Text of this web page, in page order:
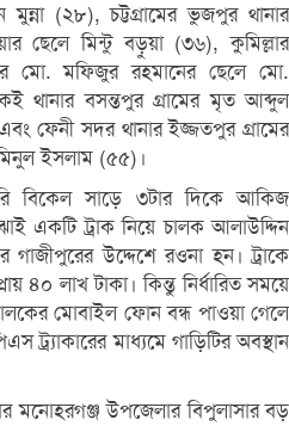
(২৮), চট্টগ্রামের ভুজপুর থানার
ছেলে মিন্টু বড়ুয়া (৩৬), কুমিল্লার
মো. মফিজুর রহমানের ছেলে মো.
থানার বসন্তপুর গ্রামের মৃত আব্দুল
ফেনী সদর থানার ইজ্জতপুর গ্রামের
ইসলাম (৫৫)।
বিকেল সাড়ে ৩টার দিকে আকিজ
একটি ট্রাক নিয়ে চালক আলাউদ্দিন
গাজীপুরের উদ্দেশে রওনা হন। ট্রাকে
৪০ লাখ টাকা। কিন্তু নির্ধারিত সময়ে
মোবাইল ফোন বন্ধ পাওয়া গেলে
ট্র্যাকারের মাধ্যমে গাড়িটির অবস্থান
মনোহরগঞ্জ উপজেলার বিপুলাসার বড়